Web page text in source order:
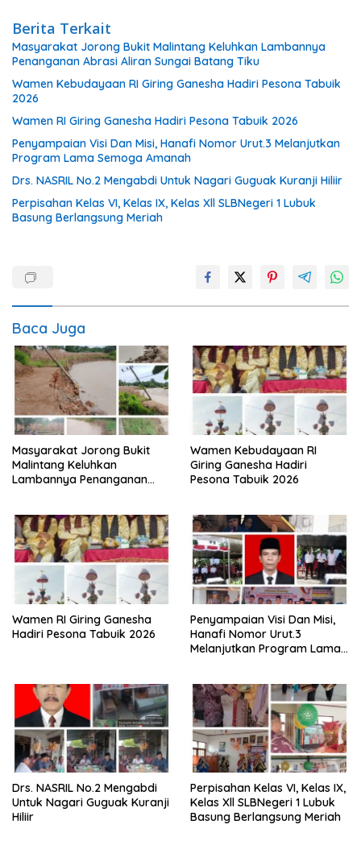
Berita Terkait
Masyarakat Jorong Bukit Malintang Keluhkan Lambannya
Penanganan Abrasi Aliran Sungai Batang Tiku
Wamen Kebudayaan RI Giring Ganesha Hadiri Pesona Tabuik
2026
Wamen RI Giring Ganesha Hadiri Pesona Tabuik 2026
Penyampaian Visi Dan Misi, Hanafi Nomor Urut.3 Melanjutkan
Program Lama Semoga Amanah
Drs. NASRIL No.2 Mengabdi Untuk Nagari Guguak Kuranji Hiliir
Perpisahan Kelas VI, Kelas IX, Kelas Xll SLBNegeri 1 Lubuk
Basung Berlangsung Meriah
Baca Juga
Masyarakat Jorong Bukit
Malintang Keluhkan
Lambannya Penanganan
Wamen Kebudayaan RI
Giring Ganesha Hadiri
Pesona Tabuik 2026
Wamen RI Giring Ganesha
Hadiri Pesona Tabuik 2026
Penyampaian Visi Dan Misi,
Hanafi Nomor Urut.3
Melanjutkan Program Lama
Drs. NASRIL No.2 Mengabdi
Untuk Nagari Guguak Kuranji
Hiliir
Perpisahan Kelas VI, Kelas IX,
Kelas Xll SLBNegeri 1 Lubuk
Basung Berlangsung Meriah